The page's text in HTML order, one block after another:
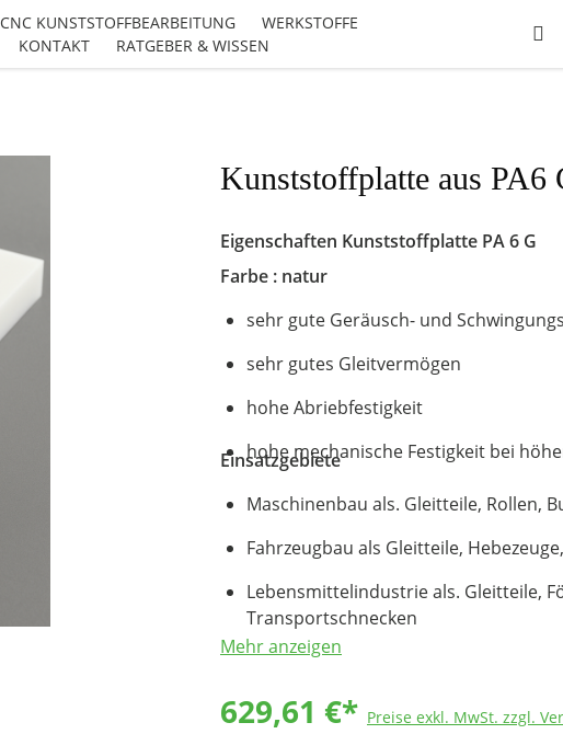
CNC KUNSTSTOFFBEARBEITUNG
WERKSTOFFE
KONTAKT RATGEBER & WISSEN
Kunststoffplatte aus PA6
Eigenschaften Kunststoffplatte PA 6 G
Farbe : natur
sehr gute Geräusch- und
sehr gutes Gleitvermögen
hohe Abriebfestigkeit
hohe mechanische Festigkeit bei
Einsatzgebiete
Maschinenbau als. Gleitteile, Rollen,
Fahrzeugbau als Gleitteile,
Lebensmittelindustrie als. Gleitteile,
Transportschnecken
Mehr anzeigen
629,61 €* Preise exkl. MwSt. zzgl.